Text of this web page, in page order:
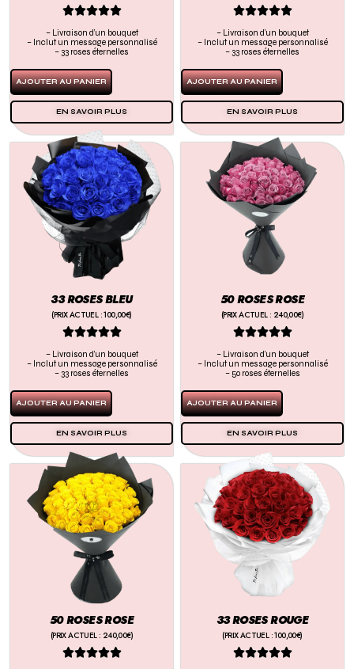

– Livraison d’un bouquet
– Inclut un message personnalisé
– 33 roses éternelles
AJOUTER AU PANIER
EN SAVOIR PLUS

– Livraison d’un bouquet
– Inclut un message personnalisé
– 33 roses éternelles
AJOUTER AU PANIER
EN SAVOIR PLUS
33 ROSES BLEU
(PRIX ACTUEL : 100,00€)

– Livraison d’un bouquet
– Inclut un message personnalisé
– 33 roses éternelles
AJOUTER AU PANIER
EN SAVOIR PLUS
50 ROSES ROSE
(PRIX ACTUEL : 240,00€)

– Livraison d’un bouquet
– Inclut un message personnalisé
– 50 roses éternelles
AJOUTER AU PANIER
EN SAVOIR PLUS
50 ROSES ROSE
(PRIX ACTUEL : 240,00€)

33 ROSES ROUGE
(PRIX ACTUEL : 100,00€)
